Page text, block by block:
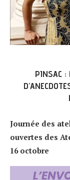
PINSAC :
Journée des
ouvertes des
16 octobre